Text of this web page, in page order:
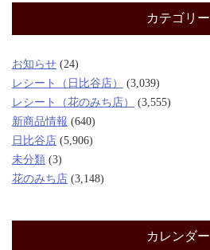
カテゴリー
お知らせ (24)
レシート（日比谷店）
(3,039)
レシート（花のみち店）
(3,555)
新商品情報 (640)
日比谷店 (5,906)
未分類 (3)
花のみち店 (3,148)
カレンダー